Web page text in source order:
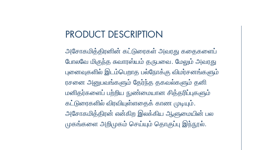
PRODUCT DESCRIPTION
அசோகமித்திரனின் கட்டுரைகள் அவரது கதைகளைப்
போலவே மிகுந்த சுவாரஸ்யம் தருபவை. மேலும் அவரது
புனைவுகளில் இடம்பெறாத பல்நோக்கு விமர்சனங்களும்
ரசனை அனுபவங்களும் தேர்ந்த தகவல்களும் தனி
மனிதர்களைப் பற்றிய நுண்மையான சித்தரிப்புகளும்
கட்டுரைகளில் விரவியுள்ளதைக் காண முடியும்.
அசோகமித்திரன் என்கிற இலக்கிய ஆளுமையின் பல
முகங்களை அறிமுகம் செய்யும் தொகுப்பு இந்நூல்.